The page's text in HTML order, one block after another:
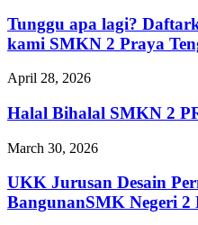
Tunggu apa lagi?
kami SMKN 2 Praya
April 28, 2026
Halal Bihalal SMKN 2
March 30, 2026
UKK Jurusan Desain
BangunanSMK Negeri 2